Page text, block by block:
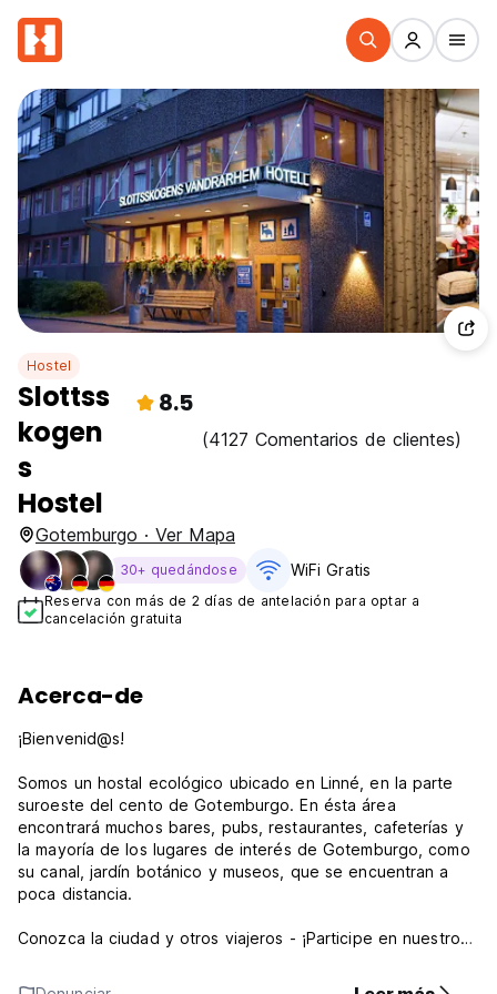
Hostel
Slottss
kogen
s
Hostel
8.5
(4127 Comentarios de clientes)
Gotemburgo · Ver Mapa
30+ quedándose WiFi Gratis
Reserva con más de 2 días de antelación para optar a
cancelación gratuita
Acerca-de
¡Bienvenid@s!
Somos un hostal ecológico ubicado en Linné, en la parte
suroeste del cento de Gotemburgo. En ésta área
encontrará muchos bares, pubs, restaurantes, cafeterías y
la mayoría de los lugares de interés de Gotemburgo, como
su canal, jardín botánico y museos, que se encuentran a
poca distancia.
Conozca la ciudad y otros viajeros - ¡Participe en nuestros
Los eventos que hacemos dependen del clima y la